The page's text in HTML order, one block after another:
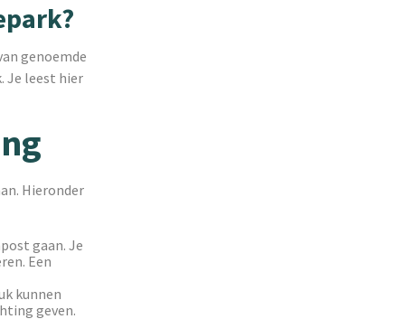
genoemde
Je leest hier
Hieronder
gaan. Je
Een
kunnen
geven.